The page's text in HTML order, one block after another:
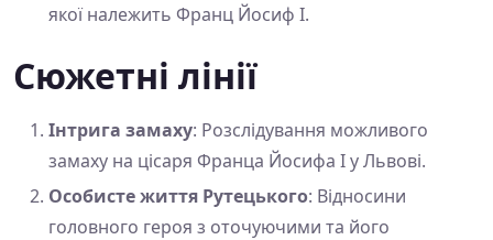
якої належить Франц Йосиф І.
Сюжетні лінії
Інтрига замаху: Розслідування можливого
замаху на цісаря Франца Йосифа І у Львові.
Особисте життя Рутецького: Відносини
головного героя з оточуючими та його